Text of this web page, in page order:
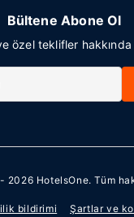
Bültene Abone Ol
özel teklifler hakkında
2026 HotelsOne. Tüm
bildirimi Şartlar ve